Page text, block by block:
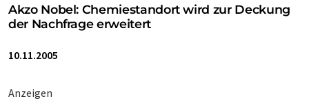
Akzo Nobel: Chemiestandort wird zur Deckung
der Nachfrage erweitert
10.11.2005
Anzeigen